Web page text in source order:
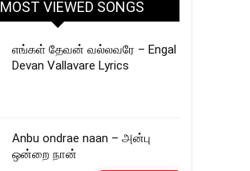
MOST VIEWED SONGS
எங்கள் தேவன் வல்லவரே – Engal
Devan Vallavare Lyrics
Anbu ondrae naan – அன்பு
ஒன்றை நான்